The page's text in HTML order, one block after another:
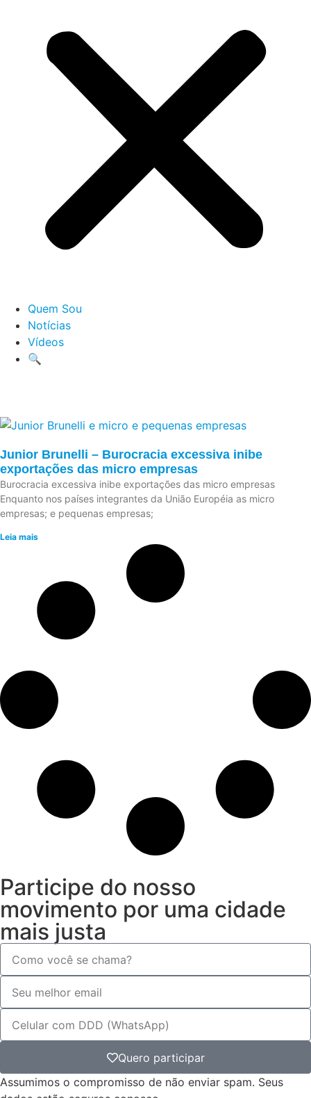
Quem Sou
Notícias
Vídeos
🔍
Junior Brunelli – Burocracia excessiva inibe
exportações das micro empresas
Burocracia excessiva inibe exportações das micro empresas
Enquanto nos países integrantes da União Européia as micro
empresas; e pequenas empresas;
Leia mais
Participe do nosso
movimento por uma cidade
mais justa
Quero participar
Assumimos o compromisso de não enviar spam. Seus